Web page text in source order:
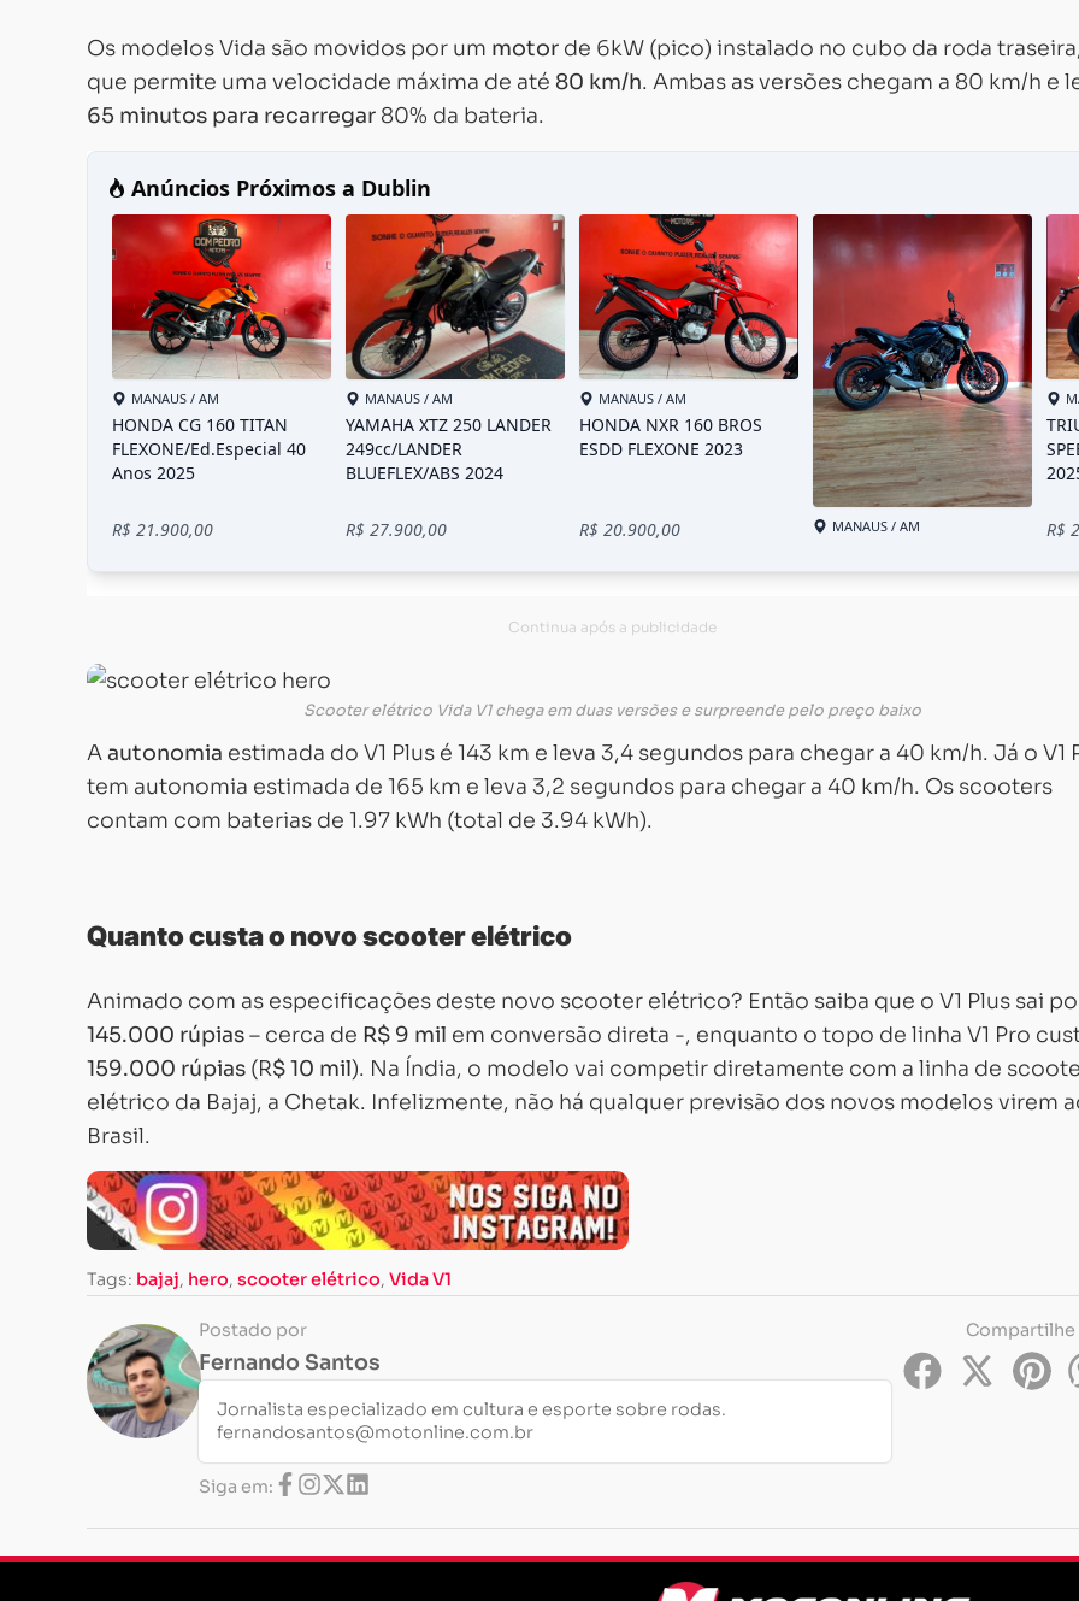
Os modelos Vida são movidos por um motor de 6kW (pico) instalado no cubo da roda
que permite uma velocidade máxima de até 80 km/h. Ambas as versões chegam a 80 km/h e
65 minutos para recarregar 80% da bateria.
Scooter elétrico Vida V1 chega em duas versões e surpreende pelo preço baixo
Aautonomia estimada do V1 Plus é 143 km e leva 3,4 segundos para chegar a 40 km/h. Já o V1
tem autonomia estimada de 165 km e leva 3,2 segundos para chegar a 40 km/h. Os scooters
contam com baterias de 1.97 kWh (total de 3.94 kWh).
Quanto custa o novo scooter elétrico
Animado com as especificações deste novo scooter elétrico? Então saiba que o V1 Plus sai
145.000 rúpias– cerca de R$ 9 mil em conversão direta -, enquanto o topo de linha V1 Pro
159.000 rúpias (R$ 10 mil). Na Índia, o modelo vai competir diretamente com a linha de
elétrico da Bajaj, a Chetak. Infelizmente, não há qualquer previsão dos novos modelos virem
Brasil.
Tags: bajaj, hero, scooter elétrico, Vida V1
Postado por
Fernando Santos
Jornalista especializado em cultura e esporte sobre rodas.
fernandosantos@motonline.com.br
Siga em:
Compartilhe